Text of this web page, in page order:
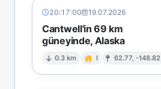
20:17:00 19.07.2026
Cantwell'in 69 km
güneyinde, Alaska
0.3 km I 62.77, -148.82